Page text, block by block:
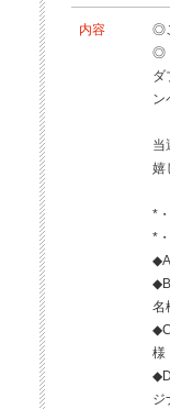
内容
◎
◎
ダ
ン
当
嬉
*
*
名
様
ジ